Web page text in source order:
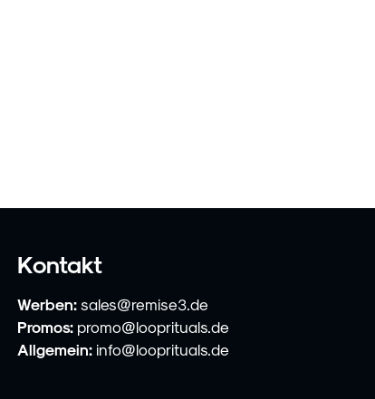
Kontakt
Werben: sales@remise3.de
Promos: promo@looprituals.de
Allgemein: info@looprituals.de